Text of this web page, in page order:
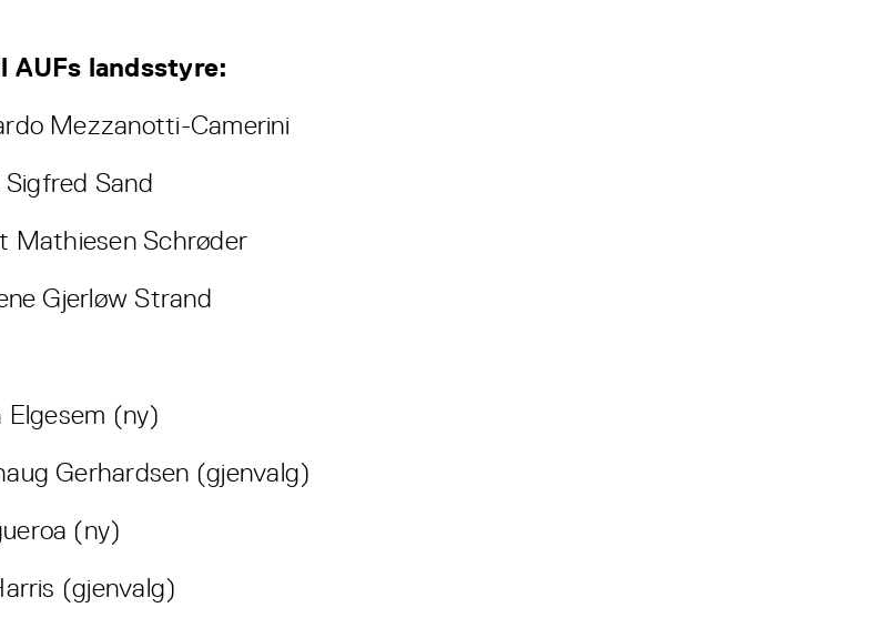
AUFs landsstyre:
Mezzanotti-Camerini
Sigfred Sand
Mathiesen Schrøder
Gjerløw Strand
Elgesem (ny)
Gerhardsen (gjenvalg)
(ny)
(gjenvalg)